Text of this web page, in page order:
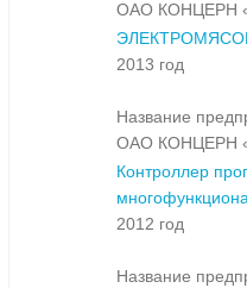
ОАО КОНЦЕРН
2013 год
Название
ОАО КОНЦЕРН
Контроллер
2012 год
Название